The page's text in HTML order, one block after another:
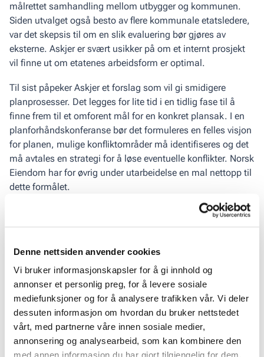
Denne nettsiden anvender cookies
Vi bruker informasjonskapsler for å gi innhold og
annonser et personlig preg, for å levere sosiale
mediefunksjoner og for å analysere trafikken vår. Vi deler
dessuten informasjon om hvordan du bruker nettstedet
vårt, med partnerne våre innen sosiale medier,
annonsering og analysearbeid, som kan kombinere den
målrettet samhandling mellom utbygger og kommunen.
Siden utvalget også besto av flere kommunale etatsledere,
var det skepsis til om en slik evaluering bør gjøres av
eksterne. Askjer er svært usikker på om et internt prosjekt
vil finne ut om etatenes arbeidsform er optimal.
Til sist påpeker Askjer et forslag som vil gi smidigere
planprosesser. Det legges for lite tid i en tidlig fase til å
finne frem til et omforent mål for en konkret plansak. I en
planforhåndskonferanse bør det formuleres en felles visjon
for planen, mulige konfliktområder må identifiseres og det
må avtales en strategi for å løse eventuelle konflikter. Norsk
Eiendom har for øvrig under utarbeidelse en mal nettopp til
dette formålet.
Lenker
Last ned rapporten her
Slik skal de få fart på boligbyggingen i Oslo
(Aftenposten 28. november 2016)
Del denne artikkelen:
Kopier lenke